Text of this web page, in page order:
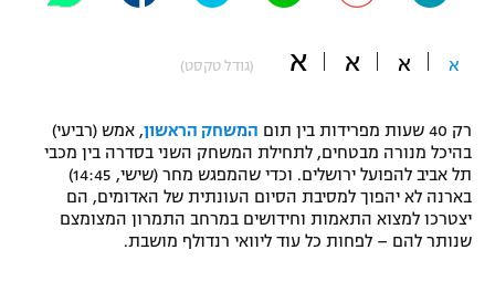
תקנון משתתפים וזוכים בפרסים
תקנון עבור פעילות אלקטרה
טניס
כדורמים
פוטבול אמריקאי NFL
א א א א (גודל טקסט)
רק 40 שעות מפרידות בין תום המשחק הראשון, אמש (רביעי)
בהיכל מנורה מבטחים, לתחילת המשחק השני בסדרה בין מכבי
תל אביב להפועל ירושלים. וכדי שהמפגש מחר (שישי, 14:45)
בארנה לא יהפוך למסיבת הסיום העונתית של האדומים, הם
יצטרכו למצוא התאמות וחידושים במרחב התמרון המצומצם
שנותר להם – לפחות כל עוד ליוואי רנדולף מושבת.